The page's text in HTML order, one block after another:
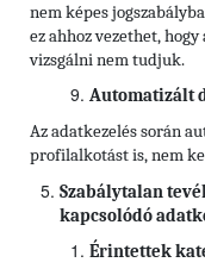
nem képes
ez ahhoz vezethet,
vizsgálni nem tudjuk.
Automatizált
Az adatkezelés során
profilalkotást is, nem
Szabálytalan
kapcsolódó
Érintettek